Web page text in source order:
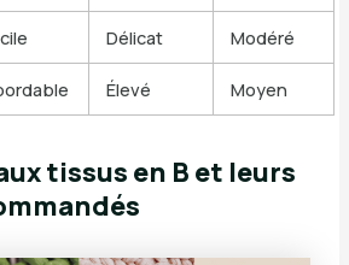
Délicat Modéré
Élevé Moyen
tissus en B et leurs